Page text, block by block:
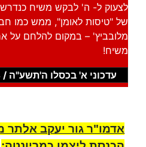
לצעוק ל- ה' לבקש משיח
של "טיסות לאומן", ממש כמו
מלובביץ' – במקום להלחם על
משיח!
עדכוני א' בכסלו ה'תשע"ה / 23.11.2014
אדמו"ר גור יעקב